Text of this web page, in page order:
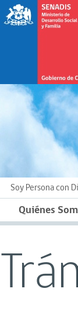
Soy Persona con
Quiénes